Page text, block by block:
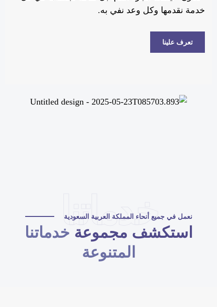
خدمة نقدمها وكل وعد نفي به.
تعرف علينا
خدماتنا
نعمل في جميع أنحاء المملكة العربية السعودية
استكشف مجموعةخدماتنا
المتنوعة